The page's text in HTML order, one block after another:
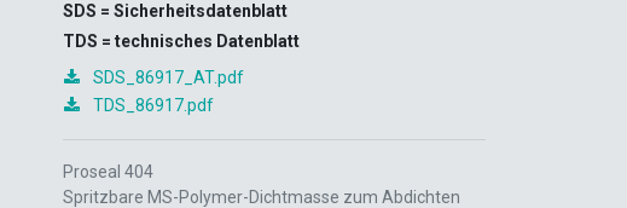
SDS = Sicherheitsdatenblatt
TDS = technisches Datenblatt
SDS_86917_AT.pdf
TDS_86917.pdf
Proseal 404
Spritzbare MS-Polymer-Dichtmasse zum Abdichten